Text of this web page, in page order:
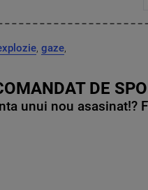
, gaze,
DE
unui nou asasinat!?